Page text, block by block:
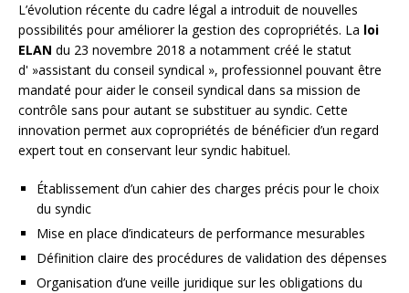
L’évolution récente du cadre légal a introduit de nouvelles
possibilités pour améliorer la gestion des copropriétés. La loi
ELAN du 23 novembre 2018 a notamment créé le statut
d' »assistant du conseil syndical », professionnel pouvant être
mandaté pour aider le conseil syndical dans sa mission de
contrôle sans pour autant se substituer au syndic. Cette
innovation permet aux copropriétés de bénéficier d’un regard
expert tout en conservant leur syndic habituel.
Établissement d’un cahier des charges précis pour le choix
du syndic
Mise en place d’indicateurs de performance mesurables
Définition claire des procédures de validation des dépenses
Organisation d’une veille juridique sur les obligations du